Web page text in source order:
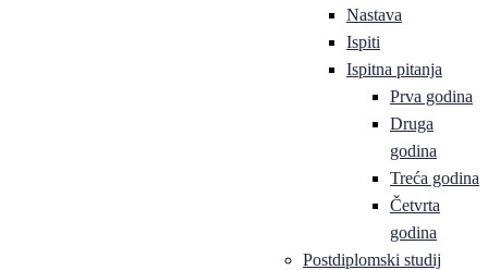
Nastava
Ispiti
Ispitna pitanja
Prva godina
Druga
godina
Treća godina
Četvrta
godina
Postdiplomski studij